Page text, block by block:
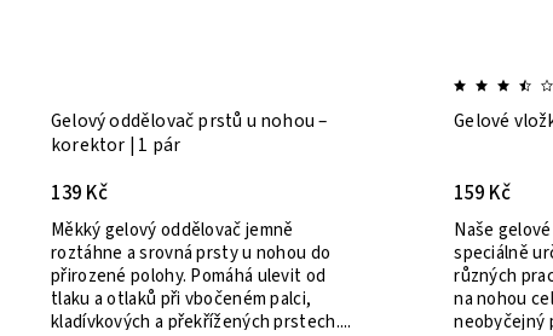
Gelový oddělovač prstů u nohou –
korektor | 1 pár
139 Kč
Měkký gelový oddělovač jemně
roztáhne a srovná prsty u nohou do
přirozené polohy. Pomáhá ulevit od
tlaku a otlaků při vbočeném palci,
kladívkových a překřížených prstech....
Gelové
159 Kč
Naše
speciálně
různých
na nohou
neobyčejný